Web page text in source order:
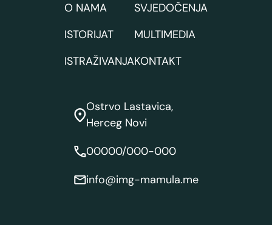
O NAMA
ISTORIJAT
ISTRAŽIVANJA
SVJEDOČENJA
MULTIMEDIA
KONTAKT
Ostrvo Lastavica,
Herceg Novi
00000/000-000
info@img-mamula.me